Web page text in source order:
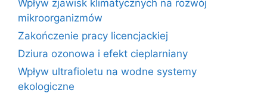
Wpływ zjawisk klimatycznych na rozwój
mikroorganizmów
Zakończenie pracy licencjackiej
Dziura ozonowa i efekt cieplarniany
Wpływ ultrafioletu na wodne systemy
ekologiczne